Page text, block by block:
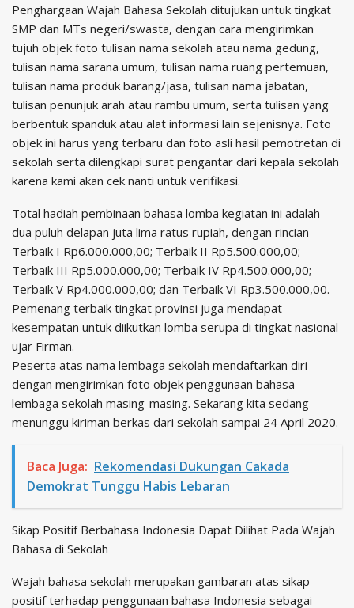
Penghargaan Wajah Bahasa Sekolah ditujukan untuk tingkat
SMP dan MTs negeri/swasta, dengan cara mengirimkan
tujuh objek foto tulisan nama sekolah atau nama gedung,
tulisan nama sarana umum, tulisan nama ruang pertemuan,
tulisan nama produk barang/jasa, tulisan nama jabatan,
tulisan penunjuk arah atau rambu umum, serta tulisan yang
berbentuk spanduk atau alat informasi lain sejenisnya. Foto
objek ini harus yang terbaru dan foto asli hasil pemotretan di
sekolah serta dilengkapi surat pengantar dari kepala sekolah
karena kami akan cek nanti untuk verifikasi.
Total hadiah pembinaan bahasa lomba kegiatan ini adalah
dua puluh delapan juta lima ratus rupiah, dengan rincian
Terbaik I Rp6.000.000,00; Terbaik II Rp5.500.000,00;
Terbaik III Rp5.000.000,00; Terbaik IV Rp4.500.000,00;
Terbaik V Rp4.000.000,00; dan Terbaik VI Rp3.500.000,00.
Pemenang terbaik tingkat provinsi juga mendapat
kesempatan untuk diikutkan lomba serupa di tingkat nasional
ujar Firman.
Peserta atas nama lembaga sekolah mendaftarkan diri
dengan mengirimkan foto objek penggunaan bahasa
lembaga sekolah masing-masing. Sekarang kita sedang
menunggu kiriman berkas dari sekolah sampai 24 April 2020.
Baca Juga: Rekomendasi Dukungan Cakada
Demokrat Tunggu Habis Lebaran
Sikap Positif Berbahasa Indonesia Dapat Dilihat Pada Wajah
Bahasa di Sekolah
Wajah bahasa sekolah merupakan gambaran atas sikap
positif terhadap penggunaan bahasa Indonesia sebagai